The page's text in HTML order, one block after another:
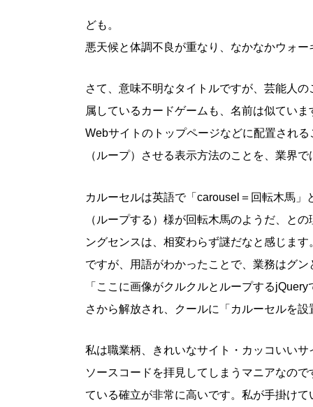
ども。
悪天候と体調不良が重なり、なかなかウォ
さて、意味不明なタイトルですが、芸能人
属しているカードゲームも、名前は似ていま
Webサイトのトップページなどに配置され
（ループ）させる表示方法のことを、業界
カルーセルは英語で「carousel＝回転木馬
（ループする）様が回転木馬のようだ、と
ングセンスは、相変わらず謎だなと感じます
ですが、用語がわかったことで、業務はグ
「ここに画像がクルクルとループする
さから解放され、クールに「カルーセルを
私は職業柄、きれいなサイト・カッコいい
ソースコードを拝見してしまうマニアなの
ている確立が非常に高いです。私が手掛け